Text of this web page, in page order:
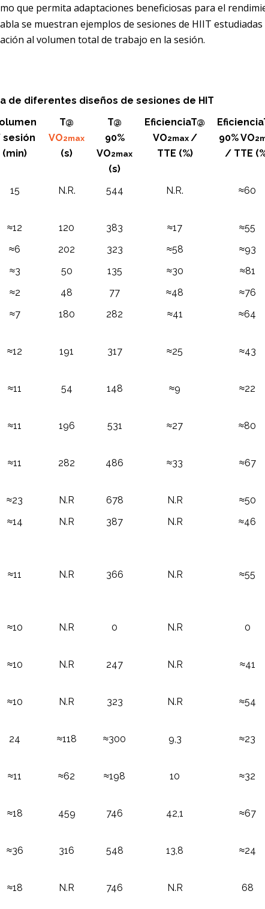
que permita adaptaciones beneficiosas para el
se muestran ejemplos de sesiones de HIIT estudiadas
al volumen total de trabajo en la sesión.
de diferentes diseños de sesiones de HIT
(min)
T@
VO2max
(s)
T@
90%
VO2max
(s)
EficienciaT@
VO2max /
TTE (%)
90% VO
/ TTE
15 N.R. 544 N.R. ≈60
≈12 120 383 ≈17
≈55
≈6 202 323 ≈58
≈93
≈3 50 135 ≈30
≈81
≈2 48 77 ≈48
≈76
≈7 180 282 ≈41 ≈64
≈12 191 317 ≈25 ≈43
≈11 54 148 ≈9 ≈22
≈11 196 531 ≈27 ≈80
≈11 282 486 ≈33 ≈67
≈23 N.R 678 N.R
≈50
≈14 N.R 387 N.R ≈46
≈11 N.R 366 N.R ≈55
≈10 N.R 0 N.R 0
≈10 N.R 247 N.R ≈41
≈10 N.R 323 N.R ≈54
24 ≈118 ≈300 9,3 ≈23
≈11 ≈62 ≈198 10 ≈32
≈18 459 746 42,1 ≈67
≈36 316 548 13,8 ≈24
≈18 N.R 746 N.R 68